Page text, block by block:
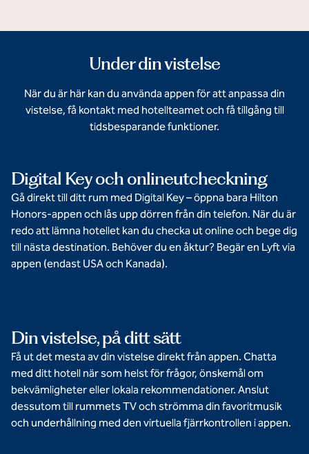
Under din vistelse
När du är här kan du använda appen för att anpassa din
vistelse, få kontakt med hotellteamet och få tillgång till
tidsbesparande funktioner.
Digital Key och onlineutcheckning
Gå direkt till ditt rum med Digital Key – öppna bara Hilton
Honors-appen och lås upp dörren från din telefon. När du är
redo att lämna hotellet kan du checka ut online och bege dig
till nästa destination. Behöver du en åktur? Begär en Lyft via
appen (endast USA och Kanada).
Din vistelse, på ditt sätt
Få ut det mesta av din vistelse direkt från appen. Chatta
med ditt hotell när som helst för frågor, önskemål om
bekvämligheter eller lokala rekommendationer. Anslut
dessutom till rummets TV och strömma din favoritmusik
och underhållning med den virtuella fjärrkontrollen i appen.